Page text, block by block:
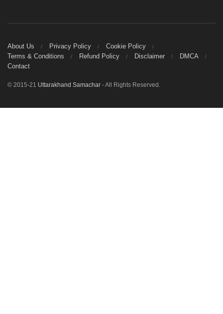
About Us Privacy Policy
Cookie Policy
Terms & Conditions
Refund Policy Disclaimer
DMCA
Contact
© 2015-21 Uttarakhand Samachar - All Rights Reserved.